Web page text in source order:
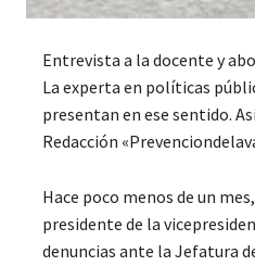
Entrevista a la docente y
La experta en políticas
presentan en ese sentido.
Redacción
Hace poco menos de un
presidente de la
denuncias ante la Jefatura